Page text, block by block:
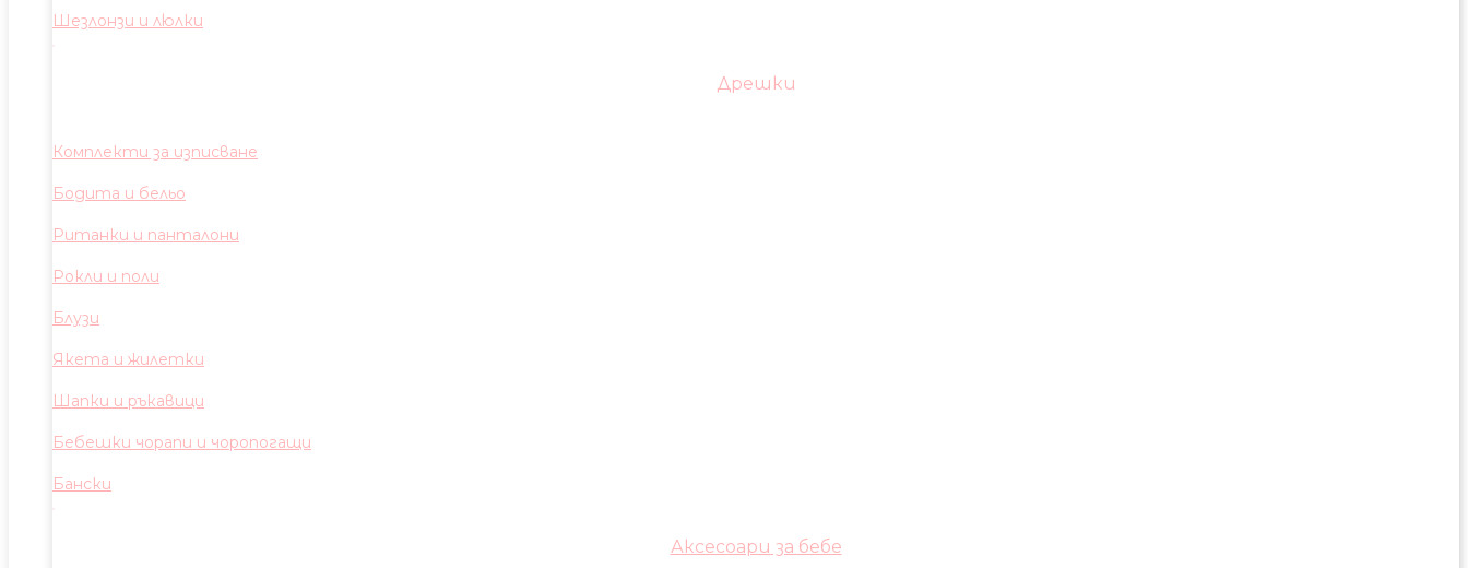
Шезлонзи и люлки
Дрешки
Комплекти за изписване
Бодита и бельо
Ританки и панталони
Рокли и поли
Блузи
Якета и жилетки
Шапки и ръкавици
Бебешки чорапи и чоропогащи
Бански
Аксесоари за бебе